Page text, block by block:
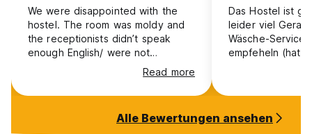
We were disappointed with the
hostel. The room was moldy and
the receptionists didn’t speak
enough English/ were not
motivated to help us. There was
not really a hostel atmosphere.
The breakfast was good
Read more
Das Hostel ist
leider viel
Wäsche-Service
empfeheln (hat
Frist)! Ansonsten kleinen aber
Personal!
Alle Bewertungen ansehen